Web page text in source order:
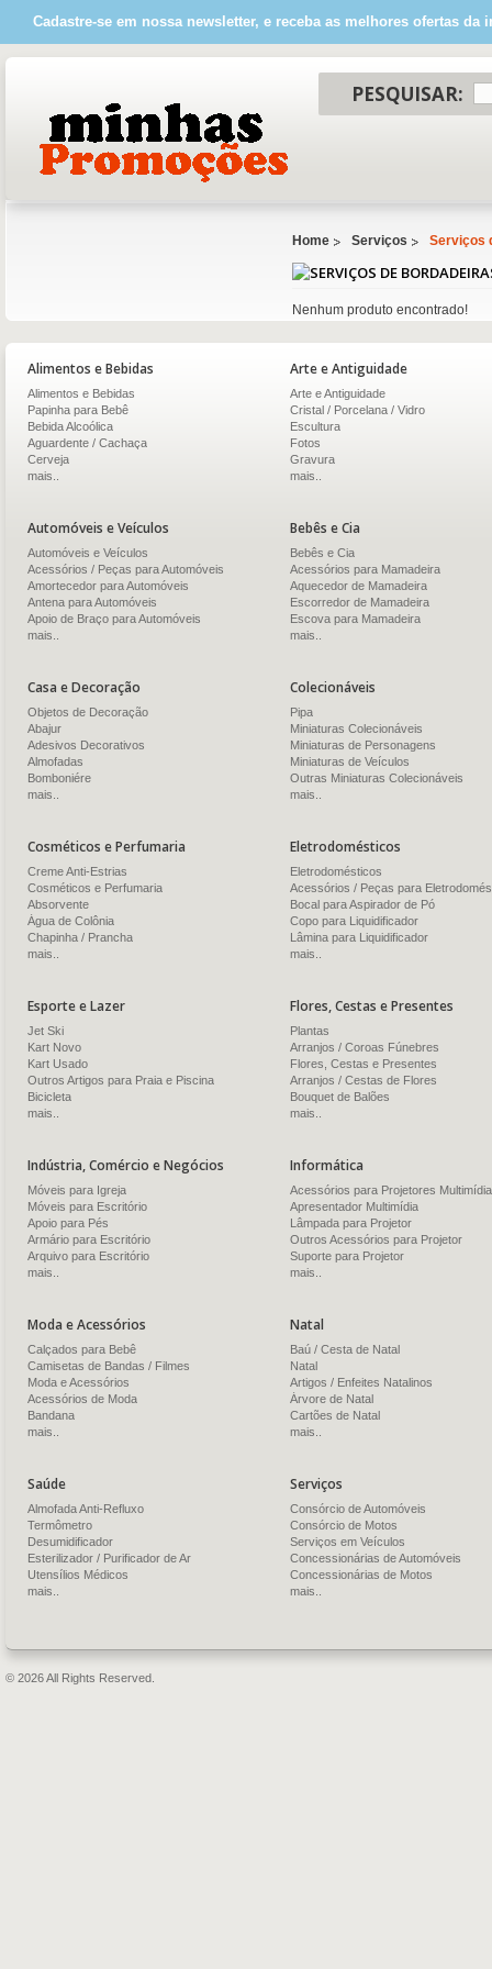
Cadastre-se em nossa newsletter, e receba as melhores ofertas da
PESQUISAR:
Home Serviços Serviços
Nenhum produto encontrado!
Alimentos e Bebidas
Alimentos e Bebidas
Papinha para Bebê
Bebida Alcoólica
Aguardente / Cachaça
Cerveja
mais..
Arte e Antiguidade
Arte e Antiguidade
Cristal / Porcelana / Vidro
Escultura
Fotos
Gravura
mais..
Automóveis e Veículos
Automóveis e Veículos
Acessórios / Peças para Automóveis
Amortecedor para Automóveis
Antena para Automóveis
Apoio de Braço para Automóveis
mais..
Bebês e Cia
Bebês e Cia
Acessórios para Mamadeira
Aquecedor de Mamadeira
Escorredor de Mamadeira
Escova para Mamadeira
mais..
Casa e Decoração
Objetos de Decoração
Abajur
Adesivos Decorativos
Almofadas
Bomboniére
mais..
Colecionáveis
Pipa
Miniaturas Colecionáveis
Miniaturas de Personagens
Miniaturas de Veículos
Outras Miniaturas Colecionáveis
mais..
Cosméticos e Perfumaria
Creme Anti-Estrias
Cosméticos e Perfumaria
Absorvente
Água de Colônia
Chapinha / Prancha
mais..
Eletrodomésticos
Eletrodomésticos
Acessórios / Peças para
Bocal para Aspirador de Pó
Copo para Liquidificador
Lâmina para Liquidificador
mais..
Esporte e Lazer
Jet Ski
Kart Novo
Kart Usado
Outros Artigos para Praia e Piscina
Bicicleta
mais..
Flores, Cestas e Presentes
Plantas
Arranjos / Coroas Fúnebres
Flores, Cestas e Presentes
Arranjos / Cestas de Flores
Bouquet de Balões
mais..
Indústria, Comércio e Negócios
Móveis para Igreja
Móveis para Escritório
Apoio para Pés
Armário para Escritório
Arquivo para Escritório
mais..
Informática
Acessórios para Projetores Multimídia
Apresentador Multimídia
Lâmpada para Projetor
Outros Acessórios para Projetor
Suporte para Projetor
mais..
Moda e Acessórios
Calçados para Bebê
Camisetas de Bandas / Filmes
Moda e Acessórios
Acessórios de Moda
Bandana
mais..
Natal
Baú / Cesta de Natal
Natal
Artigos / Enfeites Natalinos
Árvore de Natal
Cartões de Natal
mais..
Saúde
Almofada Anti-Refluxo
Termômetro
Desumidificador
Esterilizador / Purificador de Ar
Utensílios Médicos
mais..
Serviços
Consórcio de Automóveis
Consórcio de Motos
Serviços em Veículos
Concessionárias de Automóveis
Concessionárias de Motos
mais..
© 2026 All Rights Reserved.